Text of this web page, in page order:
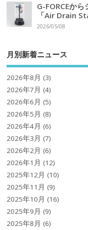
G-FORCEか
「Air Drain
2026/05/08
月別新着ニュース
2026年8月 (3)
2026年7月 (4)
2026年6月 (5)
2026年5月 (8)
2026年4月 (6)
2026年3月 (7)
2026年2月 (6)
2026年1月 (12)
2025年12月 (10)
2025年11月 (9)
2025年10月 (16)
2025年9月 (9)
2025年8月 (6)